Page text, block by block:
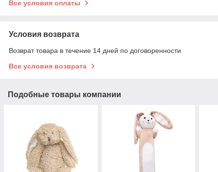
Все условия оплаты
Условия возврата
Возврат товара в течение 14 дней по договоренности
Все условия возврата
Подобные товары компании